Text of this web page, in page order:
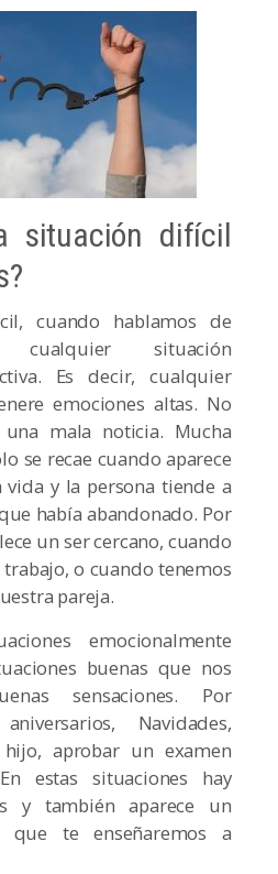
situación difícil
cuando hablamos de
cualquier situación
Es decir, cualquier
emociones altas. No
mala noticia. Mucha
se recae cuando aparece
vida y la persona tiende a
había abandonado. Por
un ser cercano, cuando
o cuando tenemos
pareja.
emocionalmente
buenas que nos
sensaciones. Por
Navidades,
aprobar un examen
estas situaciones hay
y también aparece un
que te enseñaremos a